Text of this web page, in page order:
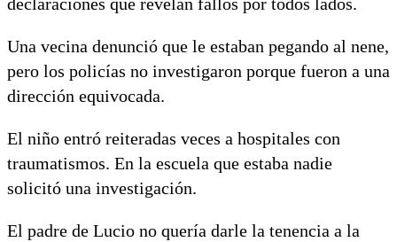
Una vecina denunció que le estaban pegando al nene,
pero los policías no investigaron porque fueron a una
dirección equivocada.
El niño entró reiteradas veces a hospitales con
traumatismos. En la escuela que estaba nadie
solicitó una investigación.
El padre de Lucio no quería darle la tenencia a la